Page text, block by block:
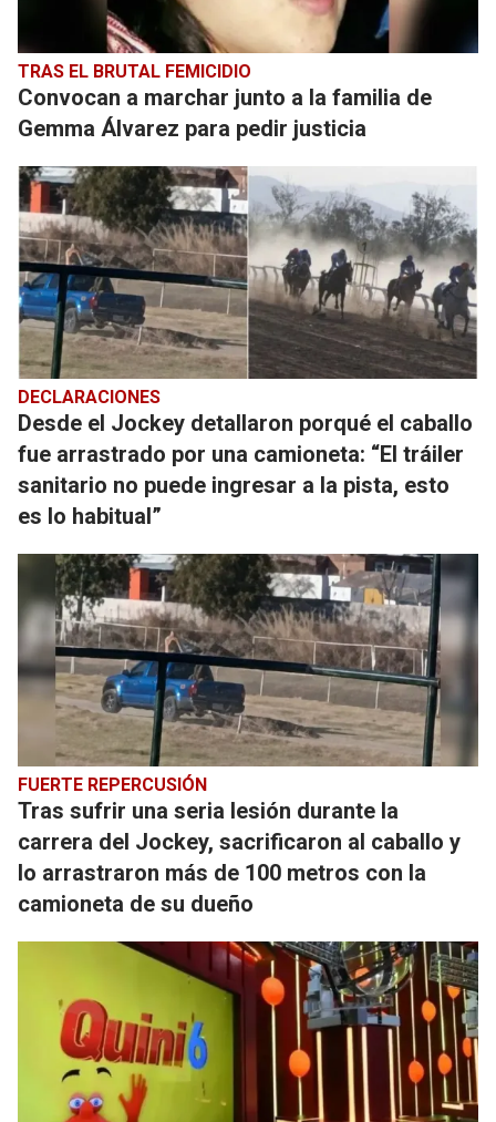
TRAS EL BRUTAL FEMICIDIO
Convocan a marchar junto a la familia de
Gemma Álvarez para pedir justicia
DECLARACIONES
Desde el Jockey detallaron porqué el caballo
fue arrastrado por una camioneta: “El tráiler
sanitario no puede ingresar a la pista, esto
es lo habitual”
FUERTE REPERCUSIÓN
Tras sufrir una seria lesión durante la
carrera del Jockey, sacrificaron al caballo y
lo arrastraron más de 100 metros con la
camioneta de su dueño